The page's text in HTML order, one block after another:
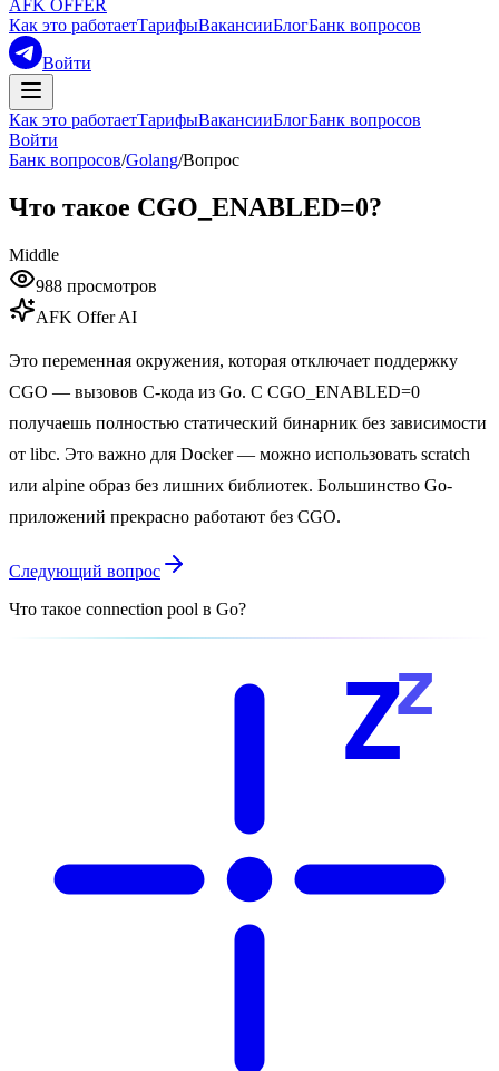
AFK OFFER
Как это работаетТарифыВакансииБлогБанк вопросов
Войти
Как это работаетТарифыВакансииБлогБанк вопросов
Войти
Банк вопросов/Golang/Вопрос
Что такое CGO_ENABLED=0?
Middle
988 просмотров
AFK Offer AI
Это переменная окружения, которая отключает поддержку
CGO — вызовов C-кода из Go. С CGO_ENABLED=0
получаешь полностью статический бинарник без зависимости
от libc. Это важно для Docker — можно использовать scratch
или alpine образ без лишних библиотек. Большинство Go-
приложений прекрасно работают без CGO.
Следующий вопрос
Что такое connection pool в Go?
Zz